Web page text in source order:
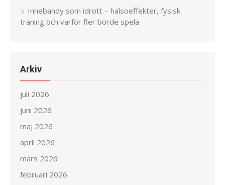
Innebandy som idrott – hälsoeffekter, fysisk
träning och varför fler borde spela
Arkiv
juli 2026
juni 2026
maj 2026
april 2026
mars 2026
februari 2026